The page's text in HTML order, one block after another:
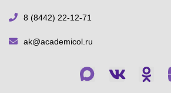
8 (8442) 22-12-71
ak@academicol.ru